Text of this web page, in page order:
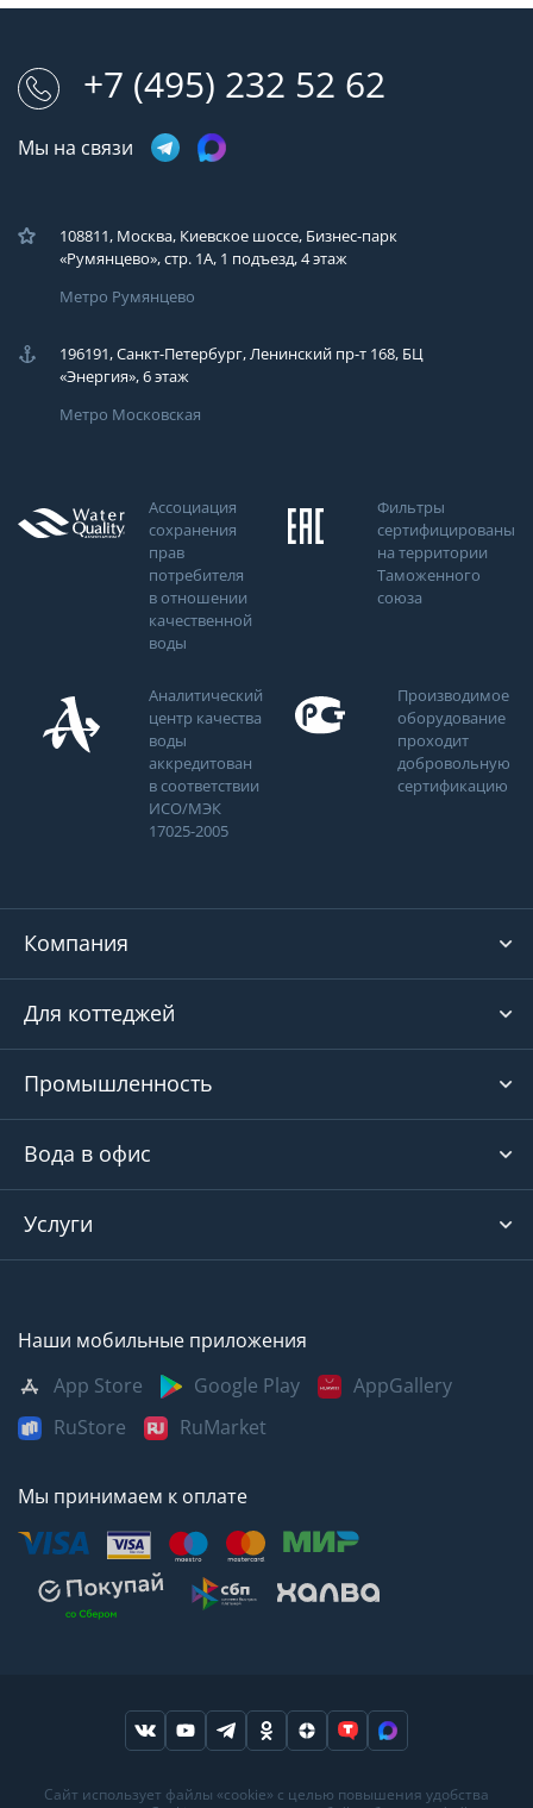
+7 (495) 232 52 62
Мы на связи
108811, Москва, Киевское шоссе, Бизнес-парк
«Румянцево», стр. 1А, 1 подъезд, 4 этаж
Метро Румянцево
196191, Санкт-Петербург, Ленинский пр-т 168, БЦ
«Энергия», 6 этаж
Метро Московская
Ассоциация
сохранения
прав
потребителя
в отношении
качественной
воды
Фильтры
сертифицированы
на территории
Таможенного
союза
Аналитический
центр качества
воды
аккредитован
в соответствии
ИСО/МЭК
17025-2005
Производимое
оборудование
проходит
добровольную
сертификацию
Компания
Для коттеджей
Промышленность
Вода в офис
Услуги
Наши мобильные приложения
App Store
Google Play
AppGallery
RuStore
RuMarket
Мы принимаем к оплате
Сайт использует файлы «cookie» с целью повышения удобства